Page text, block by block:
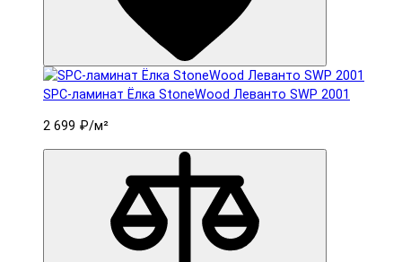
SPC-ламинат Ëлка StoneWood Леванто SWP 2001
2 699 ₽/м²